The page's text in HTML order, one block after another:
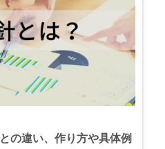
の違い、作り方や具体例